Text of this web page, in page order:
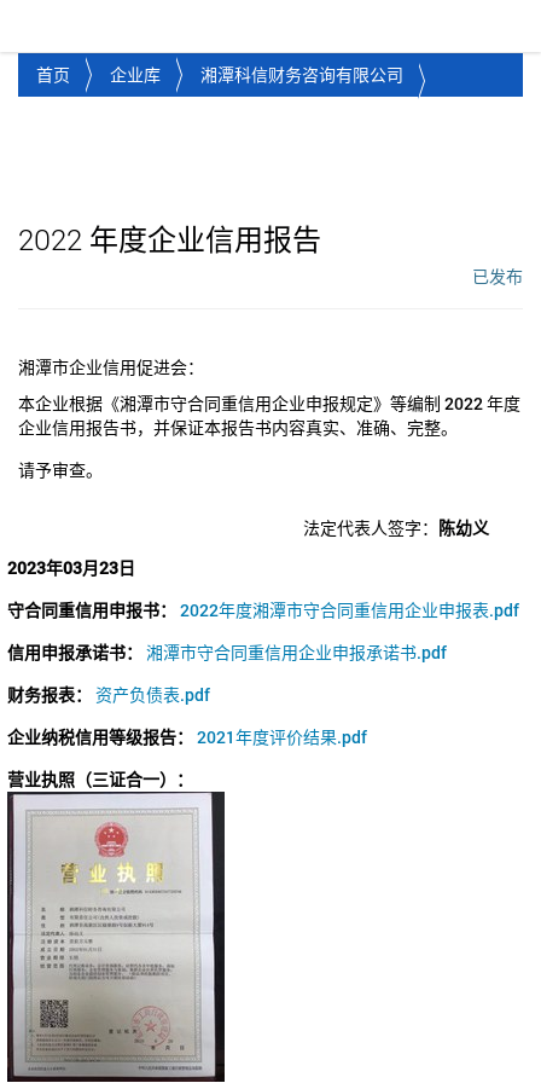
首页 企业库 湘潭科信财务咨询有限公司
2022 年度企业信用报告
已发布
湘潭市企业信用促进会：
本企业根据《湘潭市守合同重信用企业申报规定》等编制 2022年度
企业信用报告书，并保证本报告书内容真实、准确、完整。
请予审查。
法定代表人签字： 陈幼义
2023年03月23日
守合同重信用申报书：
2022年度湘潭市守合同重信用企业申报表.pdf
信用申报承诺书：
湘潭市守合同重信用企业申报承诺书.pdf
财务报表：
资产负债表.pdf
企业纳税信用等级报告：
2021年度评价结果.pdf
营业执照（三证合一）：